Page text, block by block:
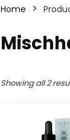
Home
Showing all 2